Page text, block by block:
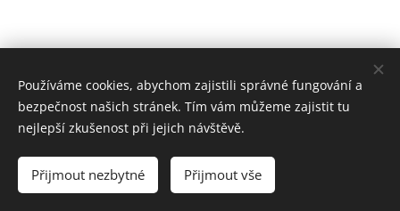
OS ČČK Mladá Boleslav
Vytvořeno službou Webnode
Používáme cookies, abychom zajistili správné fungování a
bezpečnost našich stránek. Tím vám můžeme zajistit tu
nejlepší zkušenost při jejich návštěvě.
Přijmout nezbytné Přijmout vše